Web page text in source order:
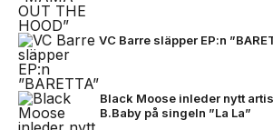
VC Barre släpper EP:n
Black Moose inleder nytt
B.Baby på singeln ”La La”